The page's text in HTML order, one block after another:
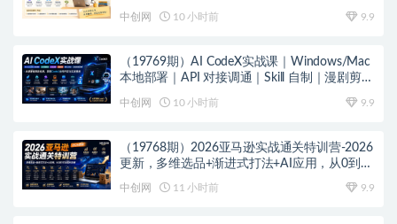
中创网 10 小时前 9.9
（19769期）AI CodeX实战课｜Windows/Mac
本地部署｜API 对接调通｜Skill 自制｜漫剧剪辑
中创网 10 小时前 9.9
（19768期）2026亚马逊实战通关特训营-2026
更新，多维选品+渐进式打法+AI应用，从0到1
中创网 11 小时前 9.9